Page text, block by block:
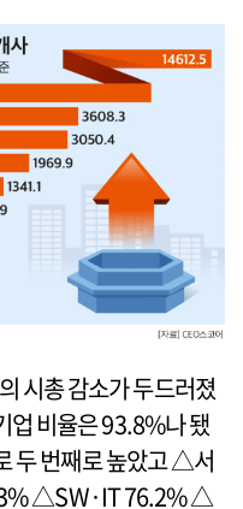
시총 감소가 두드러졌
업 비율은 93.8%나 됐
두 번째로 높았고 △서
△SW·IT 76.2% △